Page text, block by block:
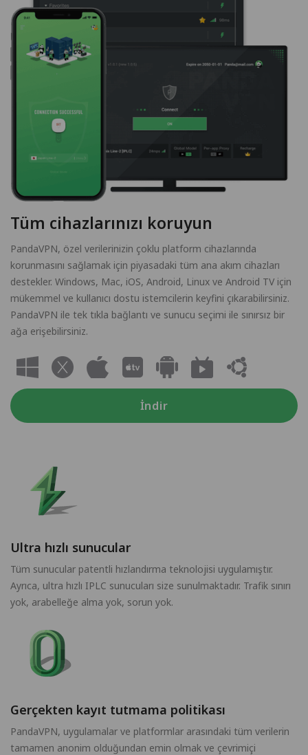
Tüm cihazlarınızı koruyun
PandaVPN, özel verilerinizin çoklu platform cihazlarında
korunmasını sağlamak için piyasadaki tüm ana akım cihazları
destekler. Windows, Mac, iOS, Android, Linux ve Android TV için
mükemmel ve kullanıcı dostu istemcilerin keyfini çıkarabilirsiniz.
PandaVPN ile tek tıkla bağlantı ve sunucu seçimi ile sınırsız bir
ağa erişebilirsiniz.
İndir
Ultra hızlı sunucular
Tüm sunucular patentli hızlandırma teknolojisi uygulamıştır.
Ayrıca, ultra hızlı IPLC sunucuları size sunulmaktadır. Trafik sınırı
yok, arabelleğe alma yok, sorun yok.
Gerçekten kayıt tutmama politikası
PandaVPN, uygulamalar ve platformlar arasındaki tüm verilerin
tamamen anonim olduğundan emin olmak ve çevrimiçi